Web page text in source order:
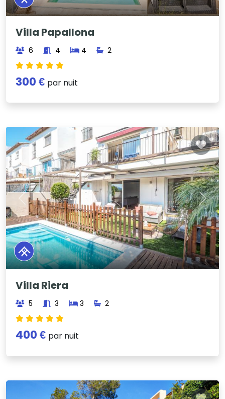
Villa Papallona
6 4 4 2
300 € par nuit
Previous Next
Villa Riera
5 3 3 2
400 € par nuit